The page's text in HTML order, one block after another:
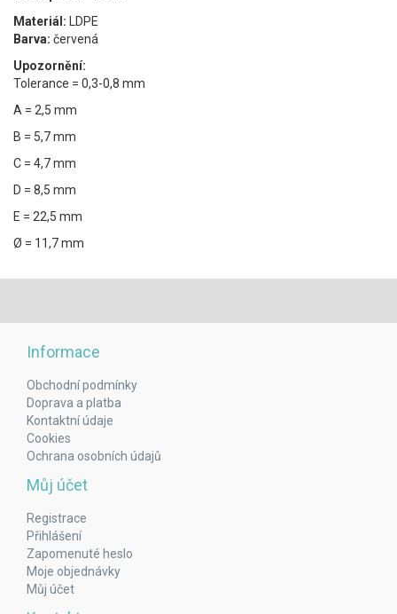
Materiál: LDPE
Barva: červená
Upozornění:
Tolerance = 0,3-0,8 mm
A = 2,5 mm
B = 5,7 mm
C = 4,7 mm
D = 8,5 mm
E = 22,5 mm
Ø = 11,7 mm
Informace
Obchodní podmínky
Doprava a platba
Kontaktní údaje
Cookies
Ochrana osobních údajů
Můj účet
Registrace
Přihlášení
Zapomenuté heslo
Moje objednávky
Můj účet